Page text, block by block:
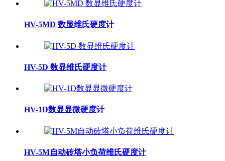
HV-5MD 数显维氏硬度计
HV-5D 数显维氏硬度计
HV-1D数显显微硬度计
HV-5M自动砖塔小负荷维氏硬度计